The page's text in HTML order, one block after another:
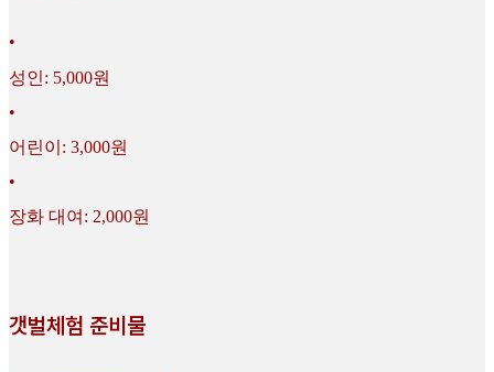
•
성인: 5,000원
•
어린이: 3,000원
•
장화 대여: 2,000원
갯벌체험 준비물